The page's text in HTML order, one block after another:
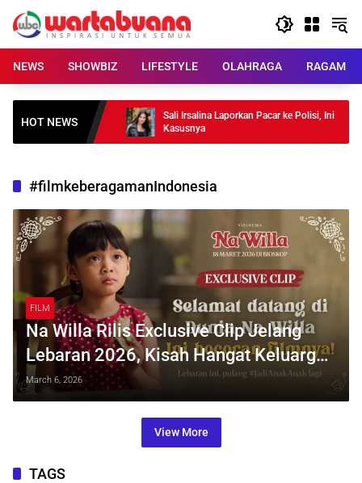
content
NEWS
SHOWBIZ LIFESTYLE OLAHRAGA RAGAM
HOT NEWS
Sinergi BPD-
Dijaga
Sali Irsalina Laporkan Pacar ke Polisi, Ini
Kasusnya
#filmkeberagamanIndonesia
FILM
Na Willa Rilis Exclusive Clip Jelang
Lebaran 2026, Kisah Hangat Keluarga
Beda Latar yang Bikin Haru
March 6, 2026
View More
TAGS